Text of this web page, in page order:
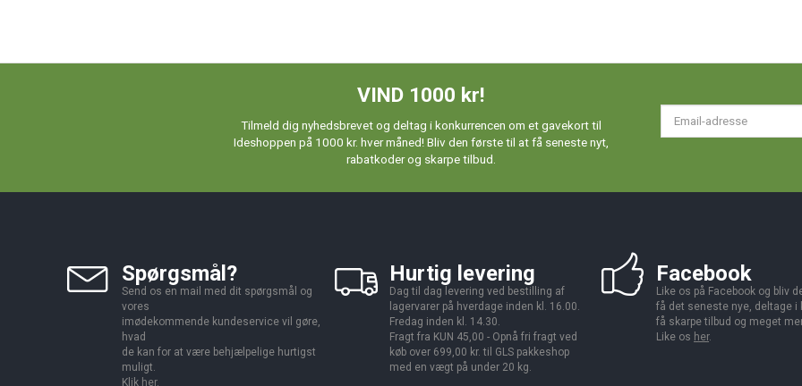
VIND 1000 kr!
Tilmeld dig nyhedsbrevet og deltag i konkurrencen om et gavekort til
Ideshoppen på 1000 kr. hver måned! Bliv den første til at få seneste nyt,
rabatkoder og skarpe tilbud.
Spørgsmål?
Send os en mail med dit spørgsmål og
vores
imødekommende kundeservice vil gøre,
hvad
de kan for at være behjælpelige hurtigst
muligt.
Klik her.
Hurtig levering
Dag til dag levering ved bestilling af
lagervarer på hverdage inden kl. 16.00.
Fredag inden kl. 14.30.
Fragt fra KUN 45,00 - Opnå fri fragt ved
køb over 699,00 kr. til GLS pakkeshop
med en vægt på under 20 kg.
Facebook
Like os på Facebook og bliv
få det seneste nye, deltage i
få skarpe tilbud og meget
Like os her.